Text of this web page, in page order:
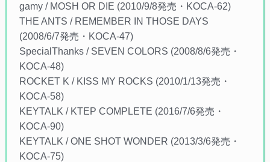
gamy / MOSH OR DIE (2010/9/8発売・KOCA-62)
THE ANTS / REMEMBER IN THOSE DAYS
(2008/6/7発売・KOCA-47)
SpecialThanks / SEVEN COLORS (2008/8/6発売・
KOCA-48)
ROCKET K / KISS MY ROCKS (2010/1/13発売・
KOCA-58)
KEYTALK / KTEP COMPLETE (2016/7/6発売・
KOCA-90)
KEYTALK / ONE SHOT WONDER (2013/3/6発売・
KOCA-75)